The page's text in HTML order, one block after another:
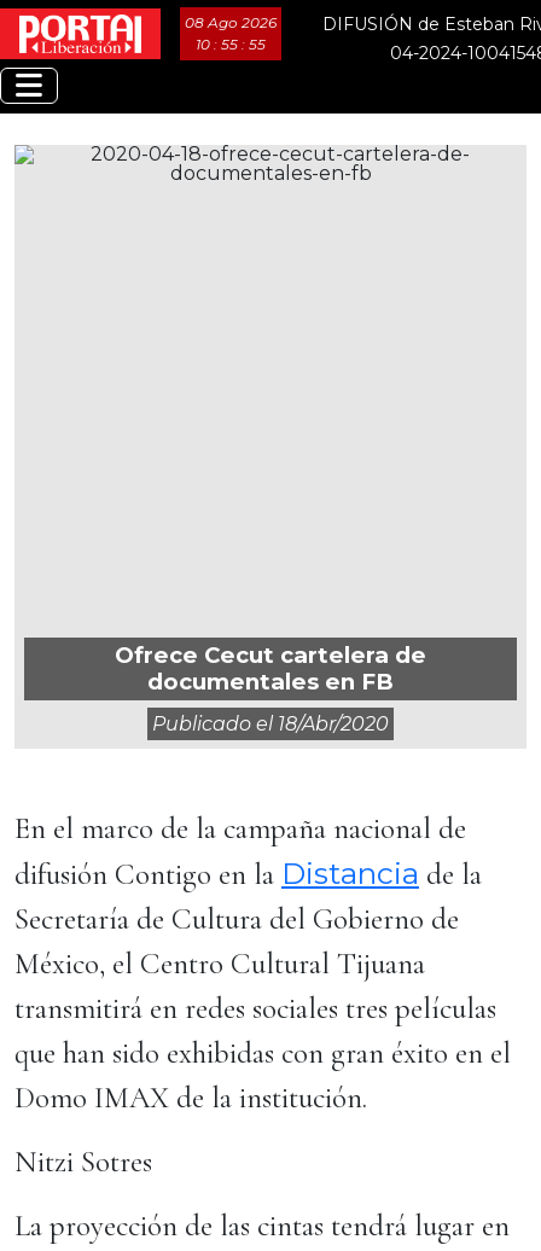
08 Ago 2026
10 : 55 : 56
DIFUSIÓN de Esteban
04-2024-
Ofrece Cecut cartelera de
documentales en FB
Publicado el 18/abr/2020
En el marco de la campaña nacional de
difusión Contigo en la Distancia de la
Secretaría de Cultura del Gobierno de
México, el Centro Cultural Tijuana
transmitirá en redes sociales tres películas
que han sido exhibidas con gran éxito en el
Domo IMAX de la institución.
Nitzi Sotres
La proyección de las cintas tendrá lugar en